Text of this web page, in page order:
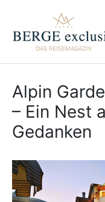
Alpin
– Ein Nest
Gedanken